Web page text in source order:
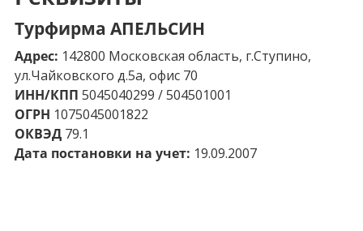
Турфирма АПЕЛЬСИН
Адрес: 142800 Московская область, г.Ступино,
ул.Чайковского д.5а, офис 70
ИНН/КПП 5045040299 / 504501001
ОГРН 1075045001822
ОКВЭД 79.1
Дата постановки на учет: 19.09.2007